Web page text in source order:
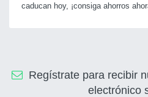
caducan hoy, ¡consiga ahorros
Regístrate para recibir
electrónico